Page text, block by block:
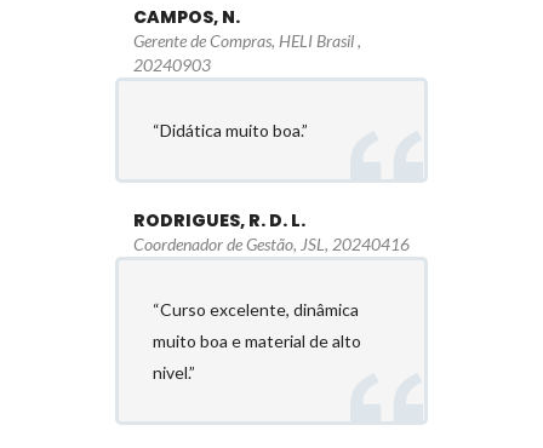
CAMPOS, N.
Gerente de Compras, HELI Brasil ,
20240903
“Didática muito boa.”
RODRIGUES, R. D. L.
Coordenador de Gestão, JSL, 20240416
“Curso excelente, dinâmica
muito boa e material de alto
nivel.”